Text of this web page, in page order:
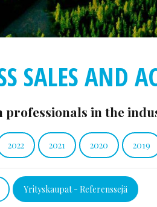
SALES AND
professionals in the
2022 2021 2020 2019
Yrityskaupat - Referenssejä